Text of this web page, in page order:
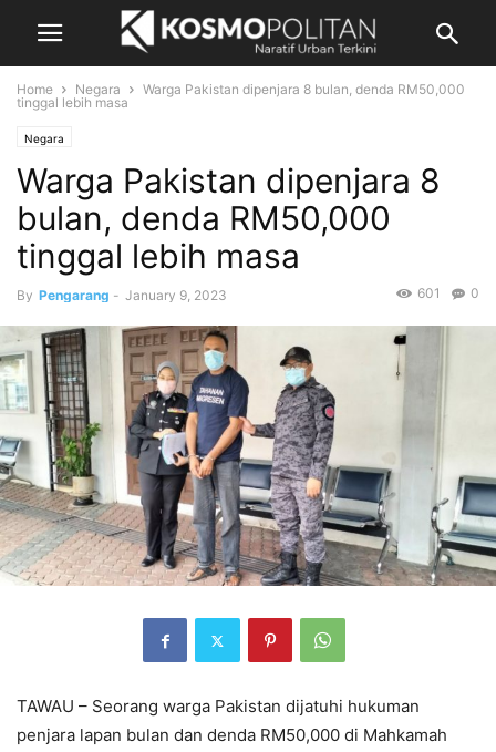
Home Negara
Warga Pakistan dipenjara 8 bulan, denda RM50,000
tinggal lebih masa
Negara
Warga Pakistan dipenjara 8
bulan, denda RM50,000
tinggal lebih masa
By Pengarang - January 9, 2023 0
601
TAWAU – Seorang warga Pakistan dijatuhi hukuman
penjara lapan bulan dan denda RM50,000 di Mahkamah